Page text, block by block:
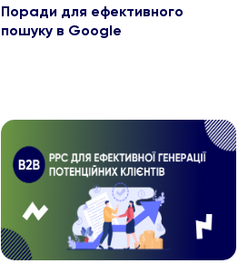
Поради для ефективного
пошуку в Google